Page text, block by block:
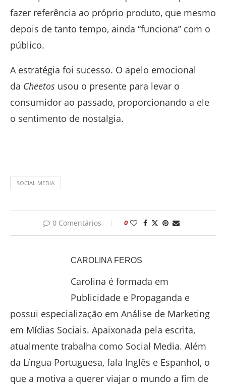
fazer referência ao próprio produto, que mesmo
depois de tanto tempo, ainda “funciona” com o
público.
A estratégia foi sucesso. O apelo emocional
da Cheetos usou o presente para levar o
consumidor ao passado, proporcionando a ele
o sentimento de nostalgia.
SOCIAL MEDIA
0 Comentários 0
CAROLINA FEROS
Carolina é formada em
Publicidade e Propaganda e
possui especialização em Análise de Marketing
em Mídias Sociais. Apaixonada pela escrita,
atualmente trabalha como Social Media. Além
da Língua Portuguesa, fala Inglês e Espanhol, o
que a motiva a querer viajar o mundo a fim de